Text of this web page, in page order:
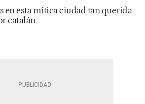
en esta mítica ciudad tan querida
catalán